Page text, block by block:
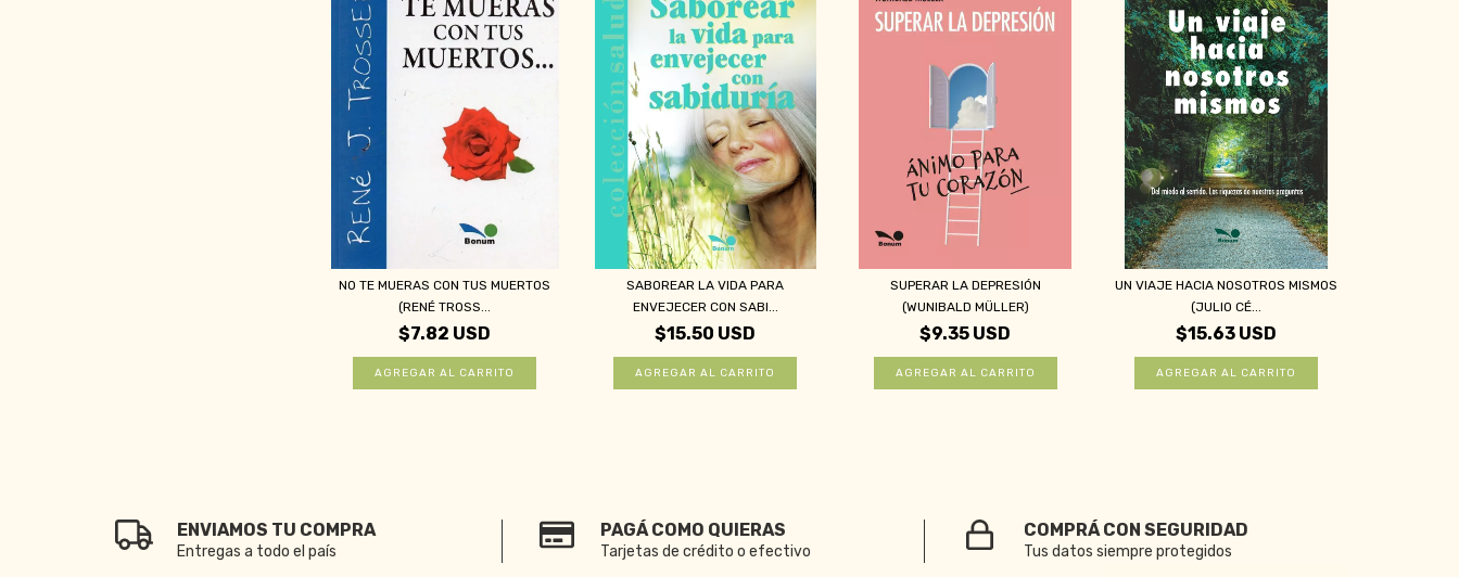
NO TE MUERAS CON TUS MUERTOS
(RENÉ TROSS...
$7.82 USD
SABOREAR LA VIDA PARA
ENVEJECER CON SABI...
$15.50 USD
SUPERAR LA DEPRESIÓN
(WUNIBALD MÜLLER)
$9.35 USD
UN VIAJE HACIA NOSOTROS MISMOS
(JULIO CÉ...
$15.63 USD
ENVIAMOS TU COMPRA
Entregas a todo el país
PAGÁ COMO QUIERAS
Tarjetas de crédito o efectivo
COMPRÁ CON SEGURIDAD
Tus datos siempre protegidos